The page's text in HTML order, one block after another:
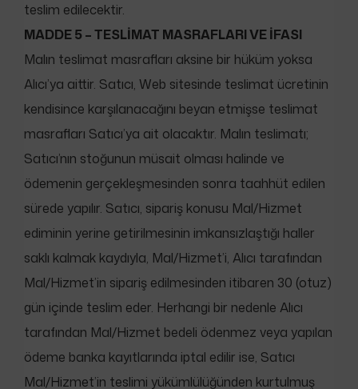
teslim edilecektir.
MADDE 5 – TESLİMAT MASRAFLARI VE İFASI
Malın teslimat masrafları aksine bir hüküm yoksa
Alıcı’ya aittir. Satıcı, Web sitesinde teslimat ücretinin
kendisince karşılanacağını beyan etmişse teslimat
masrafları Satıcı’ya ait olacaktır. Malın teslimatı;
Satıcı’nın stoğunun müsait olması halinde ve
ödemenin gerçekleşmesinden sonra taahhüt edilen
sürede yapılır. Satıcı, sipariş konusu Mal/Hizmet
ediminin yerine getirilmesinin imkansızlaştığı haller
saklı kalmak kaydıyla, Mal/Hizmet’i, Alıcı tarafından
Mal/Hizmet’in sipariş edilmesinden itibaren 30 (otuz)
gün içinde teslim eder. Herhangi bir nedenle Alıcı
tarafından Mal/Hizmet bedeli ödenmez veya yapılan
ödeme banka kayıtlarında iptal edilir ise, Satıcı
Mal/Hizmet’in teslimi yükümlülüğünden kurtulmuş